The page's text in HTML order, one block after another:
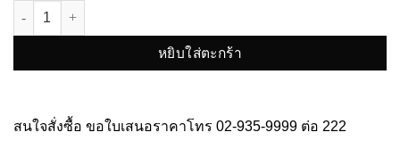
จำนวน HP-97B20PE-AIFR คมชัด 2ล้านพิกเซล ชิ้น
หยิบใส่ตะกร้า
สนใจสั่งซื้อ ขอใบเสนอราคาโทร 02-935-9999 ต่อ 222